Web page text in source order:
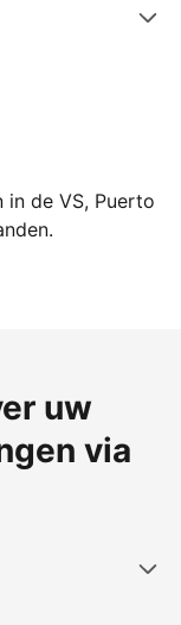
de VS, Puerto
uw
via